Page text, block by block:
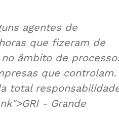
agentes de
que fizeram de
âmbito de
que controlam.
total
- Grande